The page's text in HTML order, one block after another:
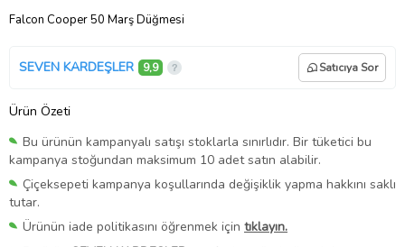
Falcon Cooper 50 Marş Düğmesi
SEVEN KARDEŞLER 9,9 Satıcıya Sor
Ürün Özeti
Bu ürünün kampanyalı satışı stoklarla sınırlıdır. Bir tüketici bu
kampanya stoğundan maksimum 10 adet satın alabilir.
Çiçeksepeti kampanya koşullarında değişiklik yapma hakkını saklı
tutar.
Ürünün iade politikasını öğrenmek için tıklayın.